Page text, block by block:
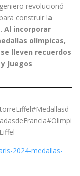
revolucionó
construir la
. Al incorporar
olímpicas,
lleven recuerdos
Juegos
2024-medallas-